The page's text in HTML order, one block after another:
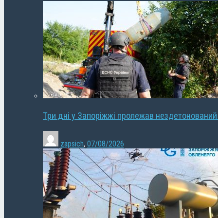
Три дні у Запоріжжі пролежав
zapsich, 07/08/2026